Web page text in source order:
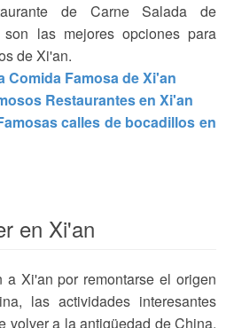
de Carne Salada de
las mejores opciones para
de Xi'an.
Comida Famosa de Xi'an
Restaurantes en Xi'an
calles de bocadillos en
en Xi'an
a Xi'an por remontarse el origen
las actividades interesantes
volver a la antigüedad de China.